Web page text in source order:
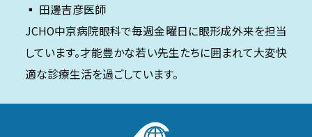
▪️ 田邊吉彦医師
JCHO中京病院眼科で毎週金曜日に眼形成外来を担当
しています。才能豊かな若い先生たちに囲まれて大変快
適な診療生活を過ごしています。